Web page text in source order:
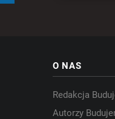
O NAS
Redakcja
Autorzy